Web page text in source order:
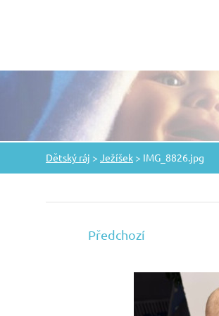
Dětský ráj > Ježíšek > IMG_8826.jpg
Předchozí